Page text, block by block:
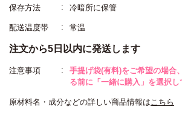
保存方法 冷暗所に保管
配送温度帯 常温
注文から5日以内に発送します
注意事項
手提げ袋(有料)をご希望の場合
る前に「一緒に購入」を選択し
原材料名・成分などの詳しい商品情報はこちら